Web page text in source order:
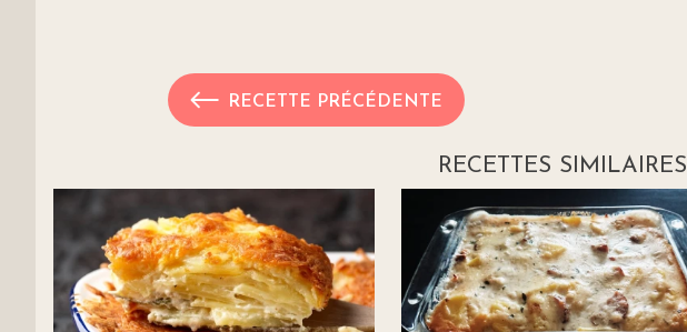
RECETTE PRÉCÉDENTE
RECETTES SIMILAIRES